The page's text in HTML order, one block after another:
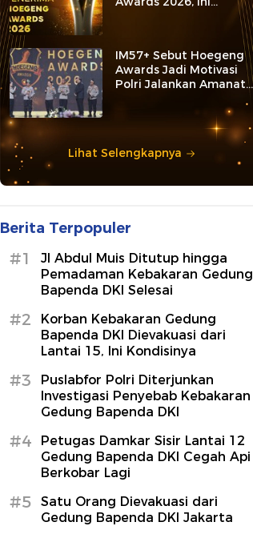
Kategori dan Kiprahnya
IM57+ Sebut Hoegeng
Awards Jadi Motivasi
Polri Jalankan Amanat
Lihat Selengkapnya
Berita Terpopuler
#1
Jl Abdul Muis Ditutup hingga
Pemadaman Kebakaran Gedung
Bapenda DKI Selesai
#2
Korban Kebakaran Gedung
Bapenda DKI Dievakuasi dari
Lantai 15, Ini Kondisinya
#3
Puslabfor Polri Diterjunkan
Investigasi Penyebab Kebakaran
Gedung Bapenda DKI
#4
Petugas Damkar Sisir Lantai 12
Gedung Bapenda DKI Cegah Api
Berkobar Lagi
#5
Satu Orang Dievakuasi dari
Gedung Bapenda DKI Jakarta